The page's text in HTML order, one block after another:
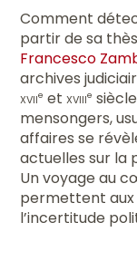
Comment
partir de sa
Francesco
archives
xviie etxviiie
mensongers,
affaires se
actuelles sur la
Un voyage au
permettent
l’incertitude